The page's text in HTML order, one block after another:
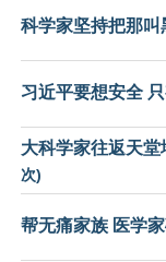
科学家坚持把那叫
习近平要想安全
大科学家往返天
次)
帮无痛家族 医学